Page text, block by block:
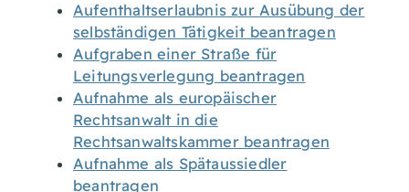
Aufenthaltserlaubnis zur Ausübung der
selbständigen Tätigkeit beantragen
Aufgraben einer Straße für
Leitungsverlegung beantragen
Aufnahme als europäischer
Rechtsanwalt in die
Rechtsanwaltskammer beantragen
Aufnahme als Spätaussiedler
beantragen